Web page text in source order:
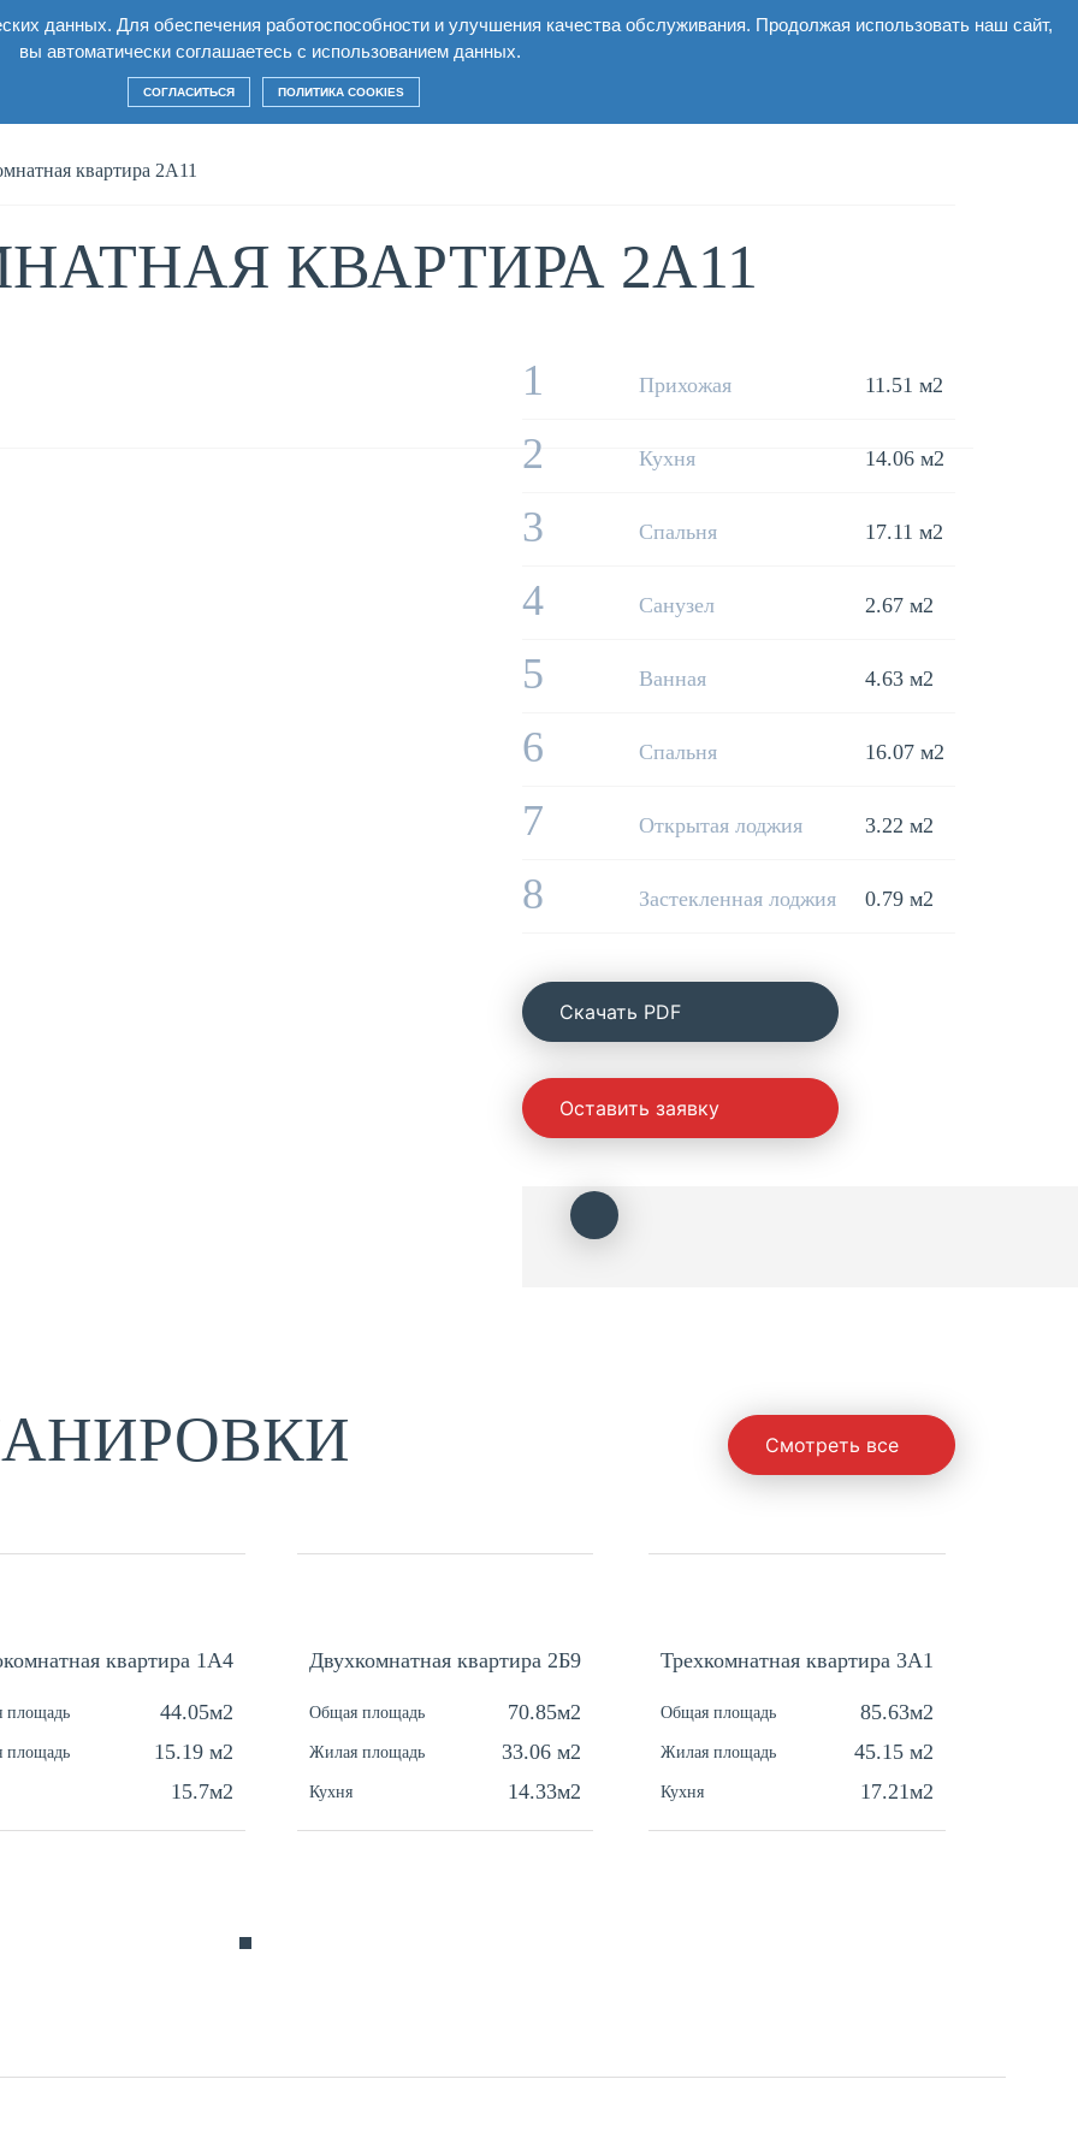
данных. Для обеспечения работоспособности и улучшения качества обслуживания. Продолжая использовать наш сайт,
вы автоматически соглашаетесь с использованием данных.
СОГЛАСИТЬСЯ ПОЛИТИКА COOKIES
Квартиры Условия Строительство
квартира 2А11
КВАРТИРА 2А11
1 Прихожая 11.51 м2
2 Кухня 14.06 м2
3 Спальня 17.11 м2
4 Санузел 2.67 м2
5 Ванная 4.63 м2
6 Спальня 16.07 м2
7 Открытая лоджия 3.22 м2
8 Застекленная лоджия 0.79 м2
Cкачать PDF
Оставить заявку
Смотреть все
квартира 1А4
площадь 44.05м2
площадь 15.19 м2
15.7м2
Двухкомнатная квартира 2Б9
Общая площадь 70.85м2
Жилая площадь 33.06 м2
Кухня 14.33м2
Трехкомнатная квартира 3A1
Общая площадь 85.63м2
Жилая площадь 45.15 м2
Кухня 17.21м2